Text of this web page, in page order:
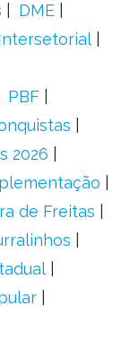
DME
PBF
2026
de Freitas